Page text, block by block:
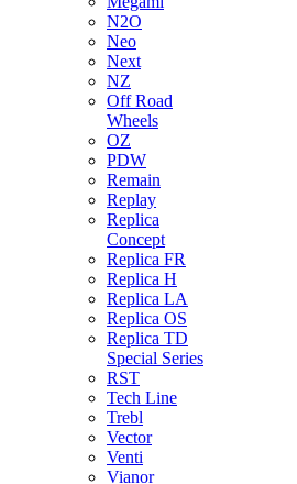
N2O
Neo
Next
NZ
Off Road
Wheels
OZ
PDW
Remain
Replay
Replica
Concept
Replica FR
Replica H
Replica LA
Replica OS
Replica TD
Special Series
RST
Tech Line
Trebl
Vector
Venti
Vianor